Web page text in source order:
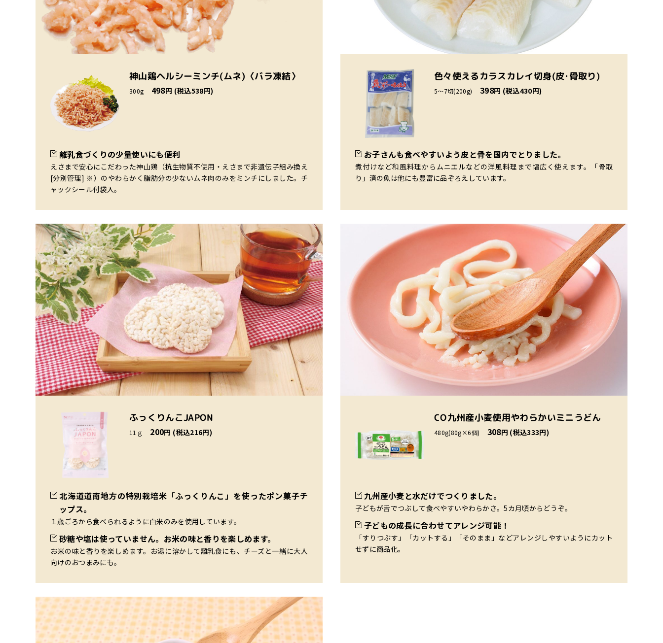
神山鶏ヘルシーミンチ(ムネ)〈バラ凍結〉
300g 498円 (税込538円)
離乳食づくりの少量使いにも便利
えさまで安心にこだわった神山鶏（抗生物質不使用・えさまで非遺伝子組み換え
[分別管理] ※）のやわらかく脂肪分の少ないムネ肉のみをミンチにしました。チ
ャックシール付袋入。
色々使えるカラスカレイ切身(皮･骨取り)
5～7切(200g) 398円 (税込430円)
お子さんも食べやすいよう皮と骨を国内でとりました。
煮付けなど和風料理からムニエルなどの洋風料理まで幅広く使えます。「骨取
り」済の魚は他にも豊富に品ぞろえしています。
ふっくりんこJAPON
11ｇ 200円 (税込216円)
北海道道南地方の特別栽培米「ふっくりんこ」を使ったポン菓子チ
ップス。
１歳ごろから食べられるように白米のみを使用しています。
砂糖や塩は使っていません。お米の味と香りを楽しめます。
お米の味と香りを楽しめます。お湯に溶かして離乳食にも、チーズと一緒に大人
向けのおつまみにも。
CO九州産小麦使用やわらかいミニうどん
480g(80g×6個) 308円 (税込333円)
九州産小麦と水だけでつくりました。
子どもが舌でつぶして食べやすいやわらかさ。5カ月頃からどうぞ。
子どもの成長に合わせてアレンジ可能！
「すりつぶす」「カットする」「そのまま」などアレンジしやすいようにカット
せずに商品化。